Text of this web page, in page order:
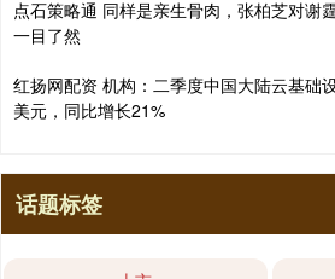
点石策略通 同样是亲生骨肉，张柏芝对谢
一目了然
红扬网配资 机构：二季度中国大陆云基础
美元，同比增长21%
话题标签